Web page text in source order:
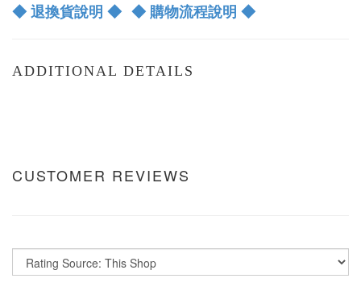
◆ 退換貨說明 ◆ ◆ 購物流程說明 ◆
ADDITIONAL DETAILS
CUSTOMER REVIEWS